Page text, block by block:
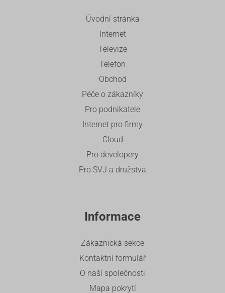
Úvodní stránka
Internet
Televize
Telefon
Obchod
Péče o zákazníky
Pro podnikatele
Internet pro firmy
Cloud
Pro developery
Pro SVJ a družstva
Informace
Zákaznická sekce
Kontaktní formulář
O naší společnosti
Mapa pokrytí